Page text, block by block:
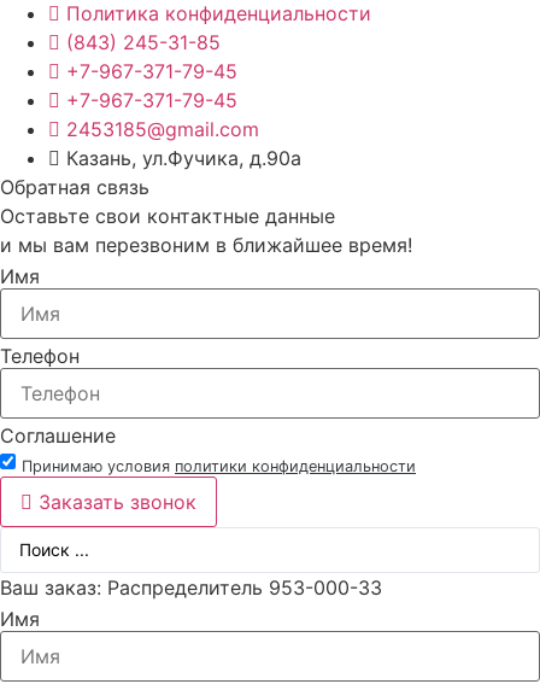
Политика конфиденциальности
(843) 245-31-85
+7-967-371-79-45
+7-967-371-79-45
2453185@gmail.com
Казань, ул.Фучика, д.90а
Обратная связь
Оставьте свои контактные данные
и мы вам перезвоним в ближайшее время!
Имя
Телефон
Соглашение
Принимаю условия политики конфиденциальности
Заказать звонок
Ваш заказ: Распределитель 953-000-33
Имя